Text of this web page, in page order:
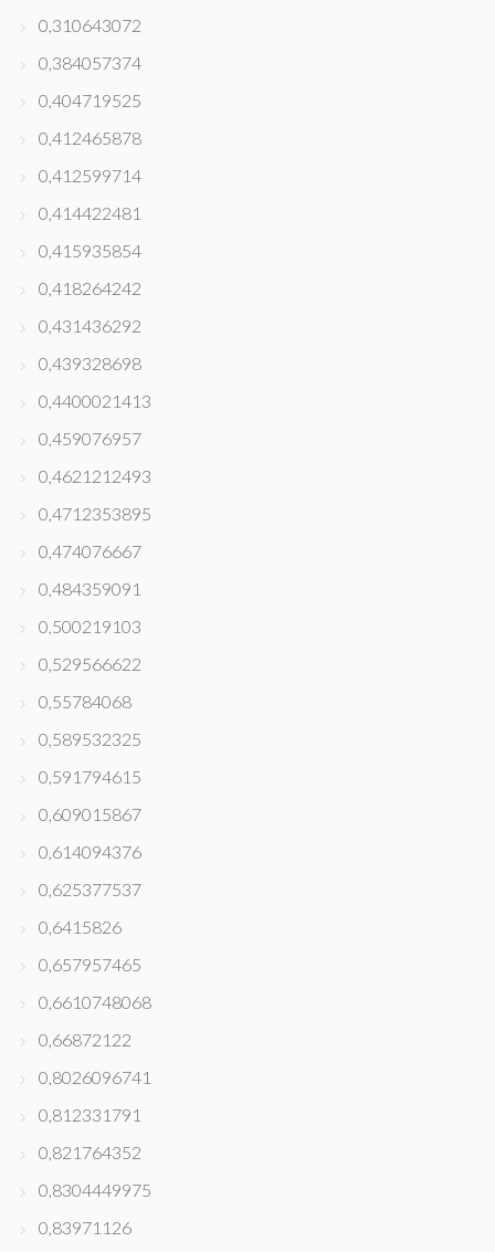
0,310643072
0,384057374
0,404719525
0,412465878
0,412599714
0,414422481
0,415935854
0,418264242
0,431436292
0,439328698
0,4400021413
0,459076957
0,4621212493
0,4712353895
0,474076667
0,484359091
0,500219103
0,529566622
0,55784068
0,589532325
0,591794615
0,609015867
0,614094376
0,625377537
0,6415826
0,657957465
0,6610748068
0,66872122
0,8026096741
0,812331791
0,821764352
0,8304449975
0,83971126